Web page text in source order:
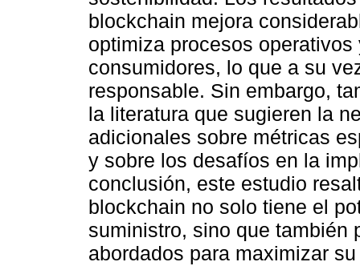
blockchain mejora
optimiza procesos
consumidores, lo que a su
responsable. Sin embargo,
la literatura que sugieren la
adicionales sobre métricas
y sobre los desafíos en la
conclusión, este estudio
blockchain no solo tiene el
suministro, sino que también
abordados para maximizar